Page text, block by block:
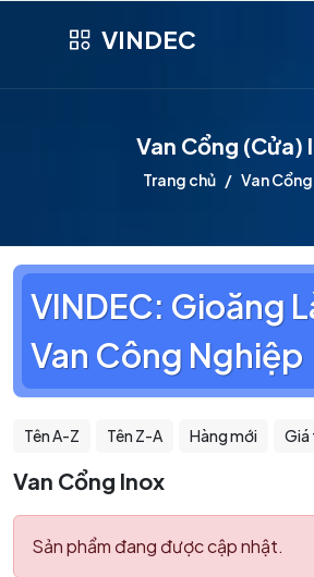
VINDEC
Van Cổng (Cửa)
Trang chủ Van
VINDEC: Gioăng
Van Công Nghiệp
Van Cổng Inox
Tên A-Z Tên Z-A Hàng mới Giá
Sản phẩm đang được cập nhật.